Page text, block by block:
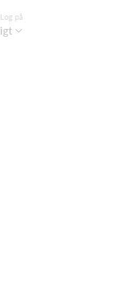
Log på